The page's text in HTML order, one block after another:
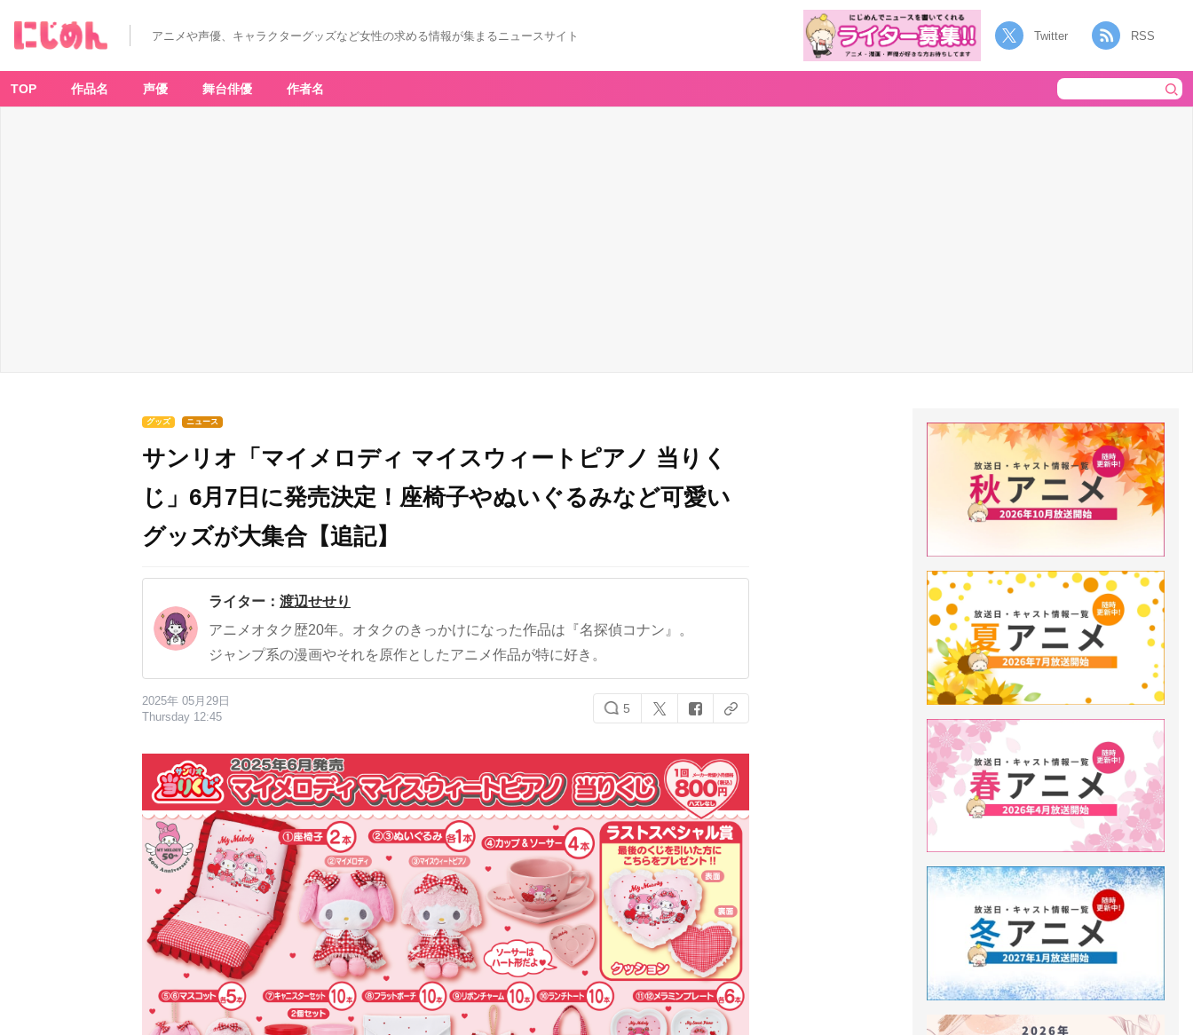
アニメや声優、キャラクターグッズなど女性の求める情報が集まるニュースサイト Twitter RSS
TOP 作品名 声優 舞台俳優 作者名
グッズ ニュース
サンリオ「マイメロディ マイスウィートピアノ 当りく
じ」6月7日に発売決定！座椅子やぬいぐるみなど可愛い
グッズが大集合【追記】
ライター： 渡辺せせり
アニメオタク歴20年。オタクのきっかけになった作品は『名探偵コナン』。
ジャンプ系の漫画やそれを原作としたアニメ作品が特に好き。
2025年 05月29日
Thursday 12:45
5